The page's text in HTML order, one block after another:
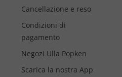
Cancellazione e reso
Condizioni di
pagamento
Negozi Ulla Popken
Scarica la nostra App